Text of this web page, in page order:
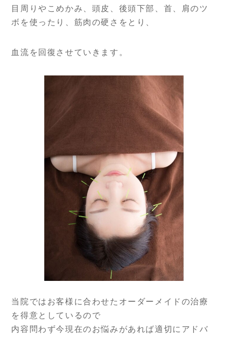
目周りやこめかみ、頭皮、後頭下部、首、肩のツ
ボを使ったり、筋肉の硬さをとり、
血流を回復させていきます。
当院ではお客様に合わせたオーダーメイドの治療
を得意としているので
内容問わず今現在のお悩みがあれば適切にアドバ